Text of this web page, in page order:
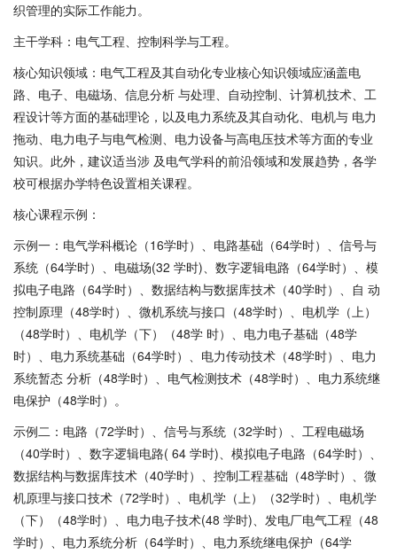
织管理的实际工作能力。
主干学科：电气工程、控制科学与工程。
核心知识领域：电气工程及其自动化专业核心知识领域应涵盖电
路、电子、电磁场、信息分析 与处理、自动控制、计算机技术、工
程设计等方面的基础理论，以及电力系统及其自动化、电机与 电力
拖动、电力电子与电气检测、电力设备与高电压技术等方面的专业
知识。此外，建议适当涉 及电气学科的前沿领域和发展趋势，各学
校可根据办学特色设置相关课程。
核心课程示例：
示例一：电气学科概论（16学时）、电路基础（64学时）、信号与
系统（64学时）、电磁场(32 学时)、数字逻辑电路（64学时）、模
拟电子电路（64学时）、数据结构与数据库技术（40学时）、自 动
控制原理（48学时）、微机系统与接口（48学时）、电机学（上）
（48学时）、电机学（下）（48学 时）、电力电子基础（48学
时）、电力系统基础（64学时）、电力传动技术（48学时）、电力
系统暂态 分析（48学时）、电气检测技术（48学时）、电力系统继
电保护（48学时）。
示例二：电路（72学时）、信号与系统（32学时）、工程电磁场
（40学时）、数字逻辑电路( 64 学时)、模拟电子电路（64学时）、
数据结构与数据库技术（40学时）、控制工程基础（48学时）、微
机原理与接口技术（72学时）、电机学（上）（32学时）、电机学
（下）（48学时）、电力电子技术(48 学时)、发电厂电气工程（48
学时）、电力系统分析（64学时）、电力系统继电保护（64学